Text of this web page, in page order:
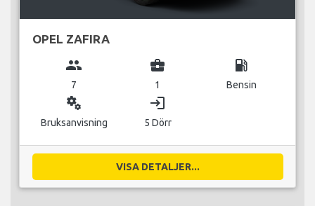
OPEL ZAFIRA
group
7
business_center
1
local_gas_station
Bensin
miscellaneous_services
Bruksanvisning
login
5 Dörr
VISA DETALJER...